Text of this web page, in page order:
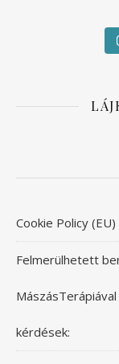
Cookie Policy (EU)
Felmerülhetett
kérdések: